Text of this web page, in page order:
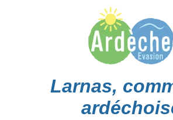
Larnas,